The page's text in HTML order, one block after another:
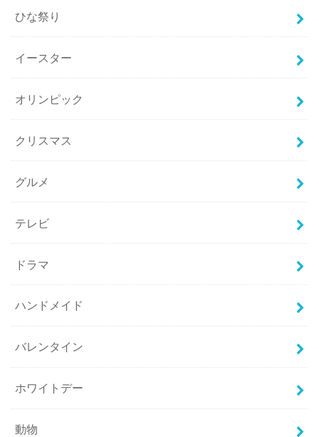
ひな祭り
イースター
オリンピック
クリスマス
グルメ
テレビ
ドラマ
ハンドメイド
バレンタイン
ホワイトデー
動物